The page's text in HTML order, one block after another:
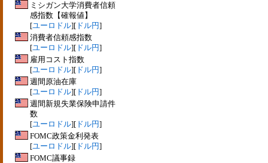
ミシガン大学消費者信頼
感指数【確報値】
[ユーロドル][ ドル円]
消費者信頼感指数
[ユーロドル][ ドル円]
雇用コスト指数
[ユーロドル][ ドル円]
週間原油在庫
[ユーロドル][ ドル円]
週間新規失業保険申請件
数
[ユーロドル][ ドル円]
FOMC政策金利発表
[ユーロドル][ ドル円]
FOMC議事録